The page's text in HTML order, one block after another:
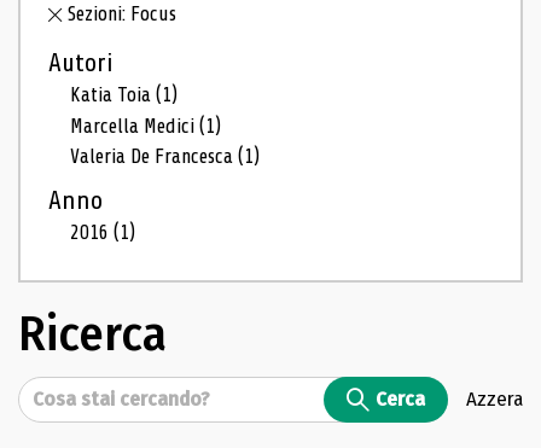
Sezioni: Focus
Autori
Katia Toia(1)
Marcella Medici(1)
Valeria De Francesca(1)
Anno
2016(1)
Ricerca
Cerca Cerca Azzera